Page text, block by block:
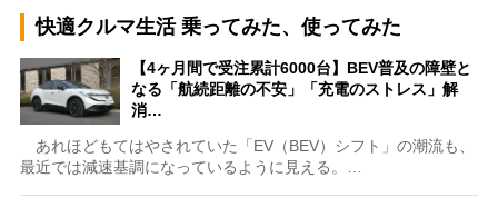
快適クルマ生活 乗ってみた、使ってみた
【4ヶ月間で受注累計6000台】BEV普及の障壁と
なる「航続距離の不安」「充電のストレス」解
消…
あれほどもてはやされていた「EV（BEV）シフト」の潮流も、
最近では減速基調になっているように見える。…